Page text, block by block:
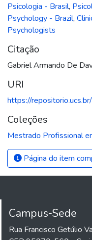
Psicologia - Brasil,
Psychology - Brazil,
Psychologists
Citação
Gabriel Armando De
URI
https://
Coleções
Mestrado Profissional
Página do item
Campus-Sede
Rua Francisco Getúlio